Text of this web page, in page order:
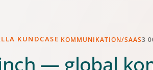
KUNDCASE KOMMUNIKATION/SAAS3
— global